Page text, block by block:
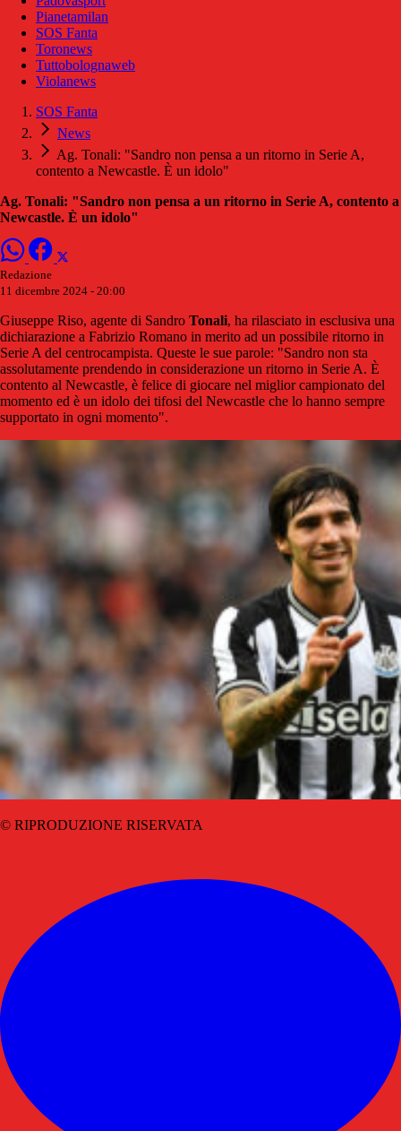
Pianetamilan
SOS Fanta
Toronews
Tuttobolognaweb
Violanews
SOS Fanta
News
Ag. Tonali: "Sandro non pensa a un ritorno in Serie A,
contento a Newcastle. È un idolo"
Ag. Tonali: "Sandro non pensa a un ritorno in Serie A, contento a
Newcastle. È un idolo"
Redazione
11 dicembre 2024 - 20:00
Giuseppe Riso, agente di Sandro Tonali, ha rilasciato in esclusiva una
dichiarazione a Fabrizio Romano in merito ad un possibile ritorno in
Serie A del centrocampista. Queste le sue parole: "Sandro non sta
assolutamente prendendo in considerazione un ritorno in Serie A. È
contento al Newcastle, è felice di giocare nel miglior campionato del
momento ed è un idolo dei tifosi del Newcastle che lo hanno sempre
supportato in ogni momento".
© RIPRODUZIONE RISERVATA